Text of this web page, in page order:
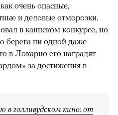
очень опасные,
и деловые отморозки.
в каннском конкурсе, но
берега ни одной даже
в Локарно его наградят
за достижения в
в голливудском кино: от